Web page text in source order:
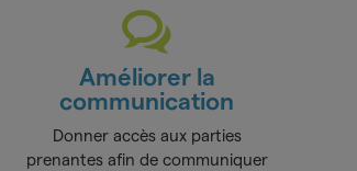
Améliorer la
communication
Donner accès aux parties
prenantes afin de communiquer